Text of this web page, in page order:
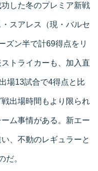
した冬のプレミア新戦
スアレス（現・バルセ
ズン半で計69得点をリ
トライカーも、加入直
場13試合で4得点と比
出場時間もより限られ
ム事情がある。新エー
、不動のレギュラーと
だ。